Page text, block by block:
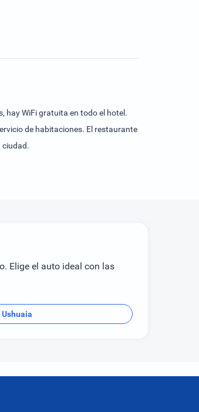
hay WiFi gratuita en todo el hotel.
de habitaciones. El restaurante
ciudad.
Elige el auto ideal con las